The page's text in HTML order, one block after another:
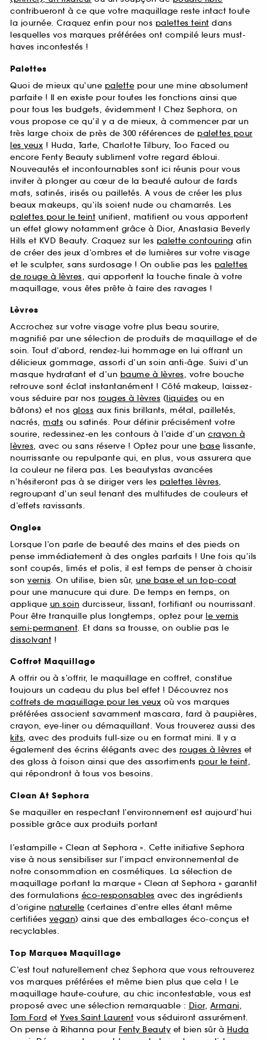
contribueront à ce que votre maquillage reste intact toute
la journée. Craquez enfin pour nos palettes teint dans
lesquelles vos marques préférées ont compilé leurs must-
haves incontestés !
Palettes
Quoi de mieux qu’une palette pour une mine absolument
parfaite ! Il en existe pour toutes les fonctions ainsi que
pour tous les budgets, évidemment ! Chez Sephora, on
vous propose ce qu’il y a de mieux, à commencer par un
très large choix de près de 300 références de palettes pour
les yeux ! Huda, Tarte, Charlotte Tilbury, Too Faced ou
encore Fenty Beauty subliment votre regard ébloui.
Nouveautés et incontournables sont ici réunis pour vous
inviter à plonger au cœur de la beauté autour de fards
mats, satinés, irisés ou pailletés. A vous de créer les plus
beaux makeups, qu’ils soient nude ou chamarrés. Les
palettes pour le teint unifient, matifient ou vous apportent
un effet glowy notamment grâce à Dior, Anastasia Beverly
Hills et KVD Beauty. Craquez sur les palette contouring afin
de créer des jeux d’ombres et de lumières sur votre visage
et le sculpter, sans surdosage ! On oublie pas les palettes
de rouge à lèvres, qui apportent la touche finale à votre
maquillage, vous êtes prête à faire des ravages !
Lèvres
Accrochez sur votre visage votre plus beau sourire,
magnifié par une sélection de produits de maquillage et de
soin. Tout d’abord, rendez-lui hommage en lui offrant un
délicieux gommage, assorti d’un soin anti-âge. Suivi d’un
masque hydratant et d’un baume à lèvres, votre bouche
retrouve sont éclat instantanément ! Côté makeup, laissez-
vous séduire par nos rouges à lèvres (liquides ou en
bâtons) et nos gloss aux finis brillants, métal, pailletés,
nacrés, mats ou satinés. Pour définir précisément votre
sourire, redessinez-en les contours à l’aide d’un crayon à
lèvres, avec ou sans réserve ! Optez pour une base lissante,
nourrissante ou repulpante qui, en plus, vous assurera que
la couleur ne filera pas. Les beautystas avancées
n’hésiteront pas à se diriger vers les palettes lèvres,
regroupant d’un seul tenant des multitudes de couleurs et
d’effets ravissants.
Ongles
Lorsque l’on parle de beauté des mains et des pieds on
pense immédiatement à des ongles parfaits ! Une fois qu’ils
sont coupés, limés et polis, il est temps de penser à choisir
son vernis. On utilise, bien sûr, une base et un top-coat
pour une manucure qui dure. De temps en temps, on
applique un soin durcisseur, lissant, fortifiant ou nourrissant.
Pour être tranquille plus longtemps, optez pour le vernis
semi-permanent. Et dans sa trousse, on oublie pas le
dissolvant !
Coffret Maquillage
A offrir ou à s’offrir, le maquillage en coffret, constitue
toujours un cadeau du plus bel effet ! Découvrez nos
coffrets de maquillage pour les yeux où vos marques
préférées associent savamment mascara, fard à paupières,
crayon, eye-liner ou démaquillant. Vous trouverez aussi des
kits, avec des produits full-size ou en format mini. Il y a
également des écrins élégants avec des rouges à lèvres et
des gloss à foison ainsi que des assortiments pour le teint,
qui répondront à tous vos besoins.
Clean At Sephora
Se maquiller en respectant l’environnement est aujourd’hui
possible grâce aux produits portant
l’estampille « Clean at Sephora ». Cette initiative Sephora
vise à nous sensibiliser sur l’impact environnemental de
notre consommation en cosmétiques. La sélection de
maquillage portant la marque « Clean at Sephora » garantit
des formulations éco-responsables avec des ingrédients
d’origine naturelle (certaines d’entre elles étant même
certifiées vegan) ainsi que des emballages éco-conçus et
recyclables.
Top Marques Maquillage
C’est tout naturellement chez Sephora que vous retrouverez
vos marques préférées et même bien plus que cela ! Le
maquillage haute-couture, au chic incontestable, vous est
proposé avec une sélection remarquable : Dior, Armani,
Tom Ford et Yves Saint Laurent vous séduiront assurément.
On pense à Rihanna pour Fenty Beautyet bien sûr à Huda